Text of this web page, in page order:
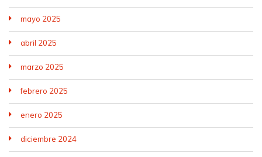
mayo 2025
abril 2025
marzo 2025
febrero 2025
enero 2025
diciembre 2024